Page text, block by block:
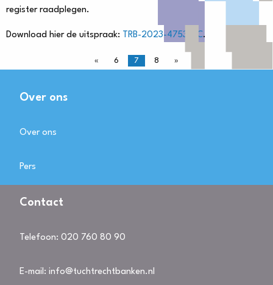
register raadplegen.
Download hier de uitspraak: TRB-2023-4753-TC.
« 6 7 8 »
Over ons
Over ons
Pers
Contact
Telefoon: 020 760 80 90
E-mail: info@tuchtrechtbanken.nl